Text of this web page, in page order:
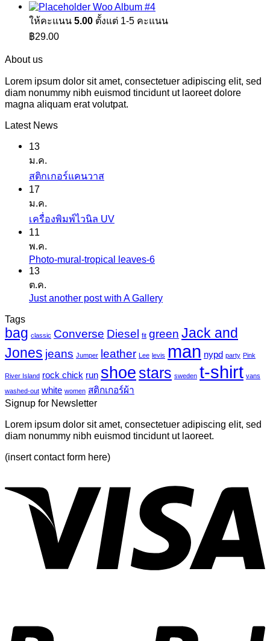
Woo Album #4
ให้คะแนน 5.00 ตั้งแต่ 1-5 คะแนน
฿29.00
About us
Lorem ipsum dolor sit amet, consectetuer adipiscing elit, sed
diam nonummy nibh euismod tincidunt ut laoreet dolore
magna aliquam erat volutpat.
Latest News
13
ม.ค.
สติกเกอร์แคนวาสไม่มี
บน
นวาส
17
ม.ค.
เครื่องพิมพ์ไวนิล UVไม่มี
บน
ไว
11
พ.ค.
Photo-mural-tropical leaves-6ไม่มี
mural-
tropical
leaves-
13
ต.ค.
Just another post with A Galleryไม่มี
เห็น
บน
Just
another
post
Tags
bag classic Converse Diesel fit green Jack and
Jones jeans Jumper leather Lee levis man nypd party Pink
River Island rock chick run shoe stars sweden t-shirt vans
washed-out white women สติกเกอร์ผ้า
Signup for Newsletter
Lorem ipsum dolor sit amet, consectetuer adipiscing elit, sed
diam nonummy nibh euismod tincidunt ut laoreet.
(insert contact form here)